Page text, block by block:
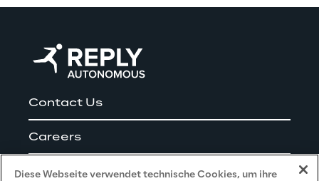
Contact Us
Careers
Impressum
Diese Webseite verwendet technische Cookies, um ihre